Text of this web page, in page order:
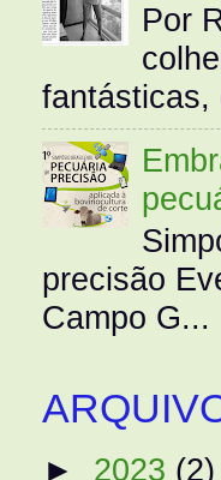
Por
fantásticas,
precisão
Campo G...
► 2023 (2)